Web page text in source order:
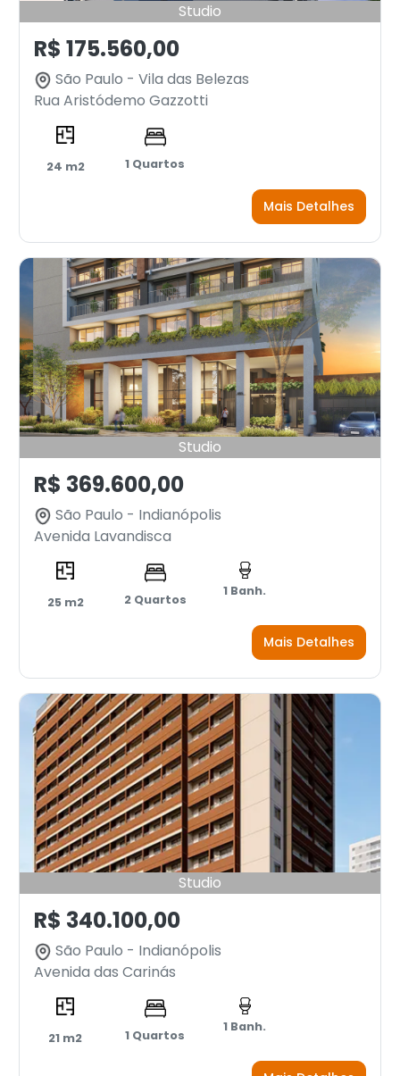
Studio
R$ 175.560,00
São Paulo - Vila das Belezas
Rua Aristódemo Gazzotti
24 m2 1 Quartos
Mais Detalhes
Studio
R$ 369.600,00
São Paulo - Indianópolis
Avenida Lavandisca
25 m2 2 Quartos
1 Banh.
Mais Detalhes
Studio
R$ 340.100,00
São Paulo - Indianópolis
Avenida das Carinás
21 m2 1 Quartos
1 Banh.